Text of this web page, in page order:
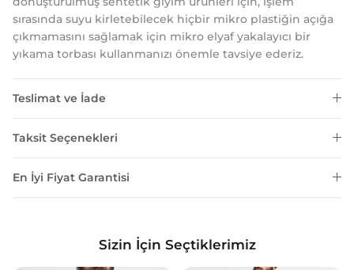
sırasında suyu kirletebilecek hiçbir mikro plastiğin açığa
çıkmamasını sağlamak için mikro elyaf yakalayıcı bir
yıkama torbası kullanmanızı önemle tavsiye ederiz.
Teslimat ve İade
Taksit Seçenekleri
En İyi Fiyat Garantisi
Sizin İçin Seçtiklerimiz